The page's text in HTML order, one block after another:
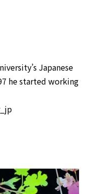
Japanese
he started working